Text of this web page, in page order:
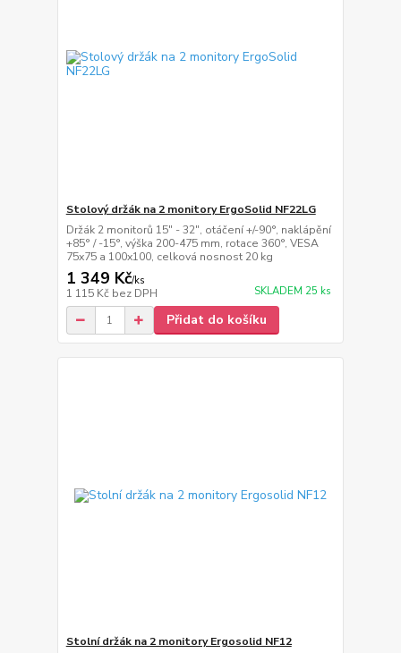
Stolový držák na 2 monitory ErgoSolid NF22LG
Držák 2 monitorů 15" - 32", otáčení +/-90°, naklápění
+85° / -15°, výška 200-475 mm, rotace 360°, VESA
75x75 a 100x100, celková nosnost 20 kg
1 349 Kč/ks
1 115 Kč bez DPH SKLADEM 25 ks
Přidat do košíku
Stolní držák na 2 monitory Ergosolid NF12